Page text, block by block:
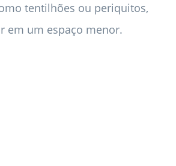
tentilhões ou periquitos,
em um espaço menor.